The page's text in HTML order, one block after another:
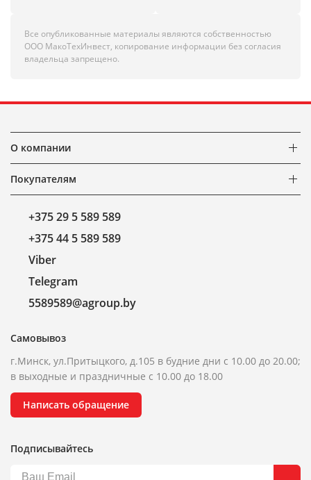
Все опубликованные материалы являются собственностью
ООО МакоТехИнвест, копирование информации без согласия
владельца запрещено.
О компании
Покупателям
+375 29 5 589 589
+375 44 5 589 589
Viber
Telegram
5589589@agroup.by
Самовывоз
г.Минск, ул.Притыцкого, д.105 в будние дни с 10.00 до 20.00;
в выходные и праздничные с 10.00 до 18.00
Написать обращение
Подписывайтесь